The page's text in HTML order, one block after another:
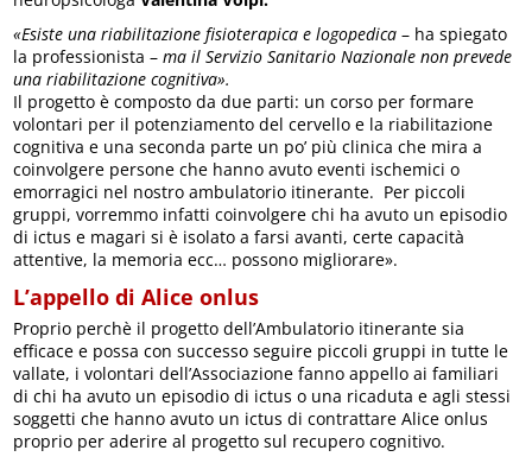
«Esiste una riabilitazione fisioterapica e logopedica – ha spiegato
la professionista –ma il Servizio Sanitario Nazionale non prevede
una riabilitazione cognitiva».
Il progetto è composto da due parti: un corso per formare
volontari per il potenziamento del cervello e la riabilitazione
cognitiva e una seconda parte un po’ più clinica che mira a
coinvolgere persone che hanno avuto eventi ischemici o
emorragici nel nostro ambulatorio itinerante. Per piccoli
gruppi, vorremmo infatti coinvolgere chi ha avuto un episodio
di ictus e magari si è isolato a farsi avanti, certe capacità
attentive, la memoria ecc… possono migliorare».
L’appello di Alice onlus
Proprio perchè il progetto dell’Ambulatorio itinerante sia
efficace e possa con successo seguire piccoli gruppi in tutte le
vallate, i volontari dell’Associazione fanno appello ai familiari
di chi ha avuto un episodio di ictus o una ricaduta e agli stessi
soggetti che hanno avuto un ictus di contrattare Alice onlus
proprio per aderire al progetto sul recupero cognitivo.